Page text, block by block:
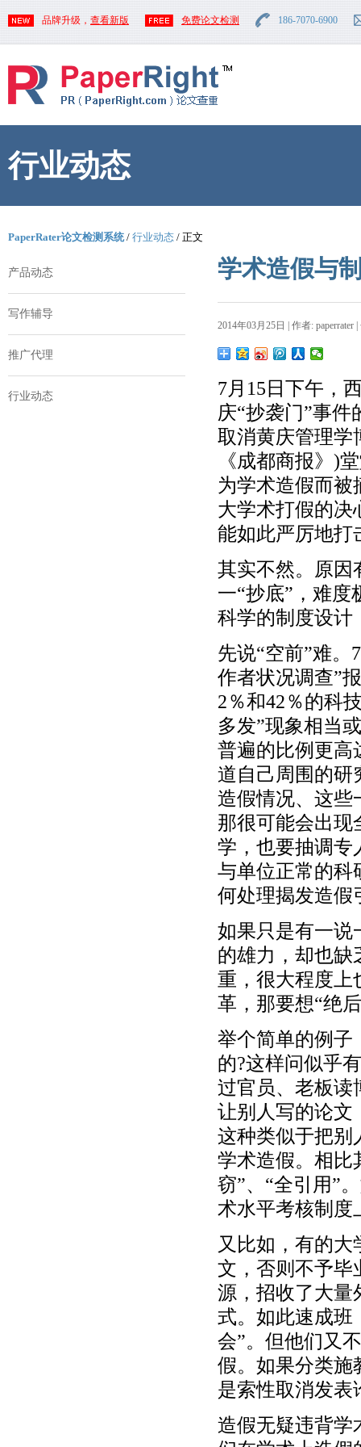
品牌升级， 查看新版 免费论文检测 186-7070-6900
行业动态
PaperRater论文检测系统/ 行业动态 / 正文
产品动态
写作辅导
推广代理
行业动态
学术造假与
2014年03月25日 | 作者: paperrater
7月15日下午，
庆“抄袭门”事
取消黄庆管理学
《成都商报》)
为学术造假而
大学术打假的决
能如此严厉地打
其实不然。原因
一“抄底”，难度
科学的制度设计
先说“空前”难。
作者状况调查”
2％和42％的科
多发”现象相当
普遍的比例更高
道自己周围的研
造假情况、这些
那很可能会出现
学，也要抽调专
与单位正常的科
何处理揭发造假
如果只是有一说
的雄力，却也缺
重，很大程度上
革，那要想“绝
举个简单的例子
的?这样问似乎
过官员、老板读
让别人写的论文
这种类似于把别
学术造假。相比
窃”、“全引用”
术水平考核制度
又比如，有的
文，否则不予毕
源，招收了大量
式。如此速成班
会”。但他们又
假。如果分类施
是索性取消发表
造假无疑违背学